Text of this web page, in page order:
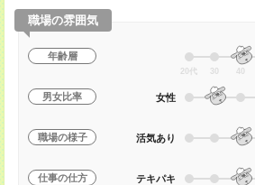
職場の雰囲気
年齢層
20代 30 40
男女比率 女性
職場の様子 活気あり
仕事の仕方 テキパキ